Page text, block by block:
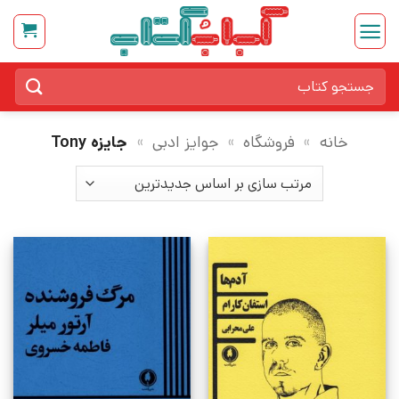
Skip
content
برای:
خانه » فروشگاه » جوایز ادبی » جایزه Tony